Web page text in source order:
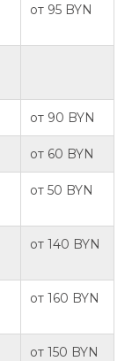
от 95 BYN
от 90 BYN
от 60 BYN
от 50 BYN
от 140 BYN
от 160 BYN
от 150 BYN